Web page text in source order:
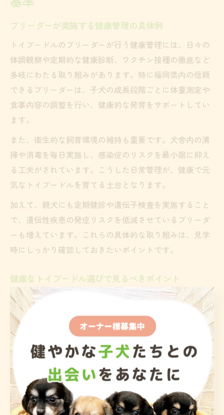
ブリーダーが実施する健康管理の具体例
トイプードルのブリーダーが行う健康管理には、日々の
体調観察や定期的な健康診断、ワクチン接種の徹底など
多岐にわたる取り組みがあります。特に福岡県内の信頼
できるブリーダーは、子犬の成長段階ごとに体重測定や
食事内容の調整を行い、健康的な発育をサポートしてい
ます。
また、衛生的な飼育環境の維持も重要です。犬舎内の清
掃や消毒を毎日実施し、感染症のリスクを最小限に抑え
る工夫がされています。こうした日常管理が、健康で元
気なトイプードルを育てる土台となります。
加えて、親犬にも定期健診や遺伝子検査を実施すること
で、遺伝性疾患の発症リスクを低減させているブリーダ
ーも増えています。これらの具体的な取り組みは、見学
時にしっかり確認しておきたいポイントです。
健康なトイプードル選びで見るべきポイント
健康なトイプードルを選ぶ際は、まず被毛の艶や目の輝
き、元気な動きなど外見の健康状態を観察することが大
切です。特に目や耳、口の中に異常がないか、皮膚トラ
ブルがないかなど細かい部分までチェックしましょう。
次に、ワクチン接種や健康診断の記録がきちんと管理さ
れているかも確認が必要です。信頼できるブリーダー
は、子犬ごとに健康記録を用意し、見学時に提示してく
れることが多いです。